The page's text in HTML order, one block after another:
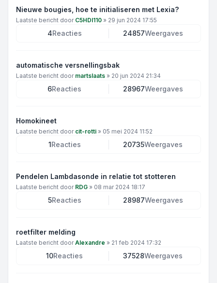
Nieuwe bougies, hoe te initialiseren met Lexia?
Laatste bericht door C5HDI110 » 29 jun 2024 17:55
4Reacties 24857Weergaves
automatische versnellingsbak
Laatste bericht door martslaats » 20 jun 2024 21:34
6Reacties 28967Weergaves
Homokineet
Laatste bericht door cit-rotti » 05 mei 2024 11:52
1Reacties 20735Weergaves
Pendelen Lambdasonde in relatie tot stotteren
Laatste bericht door RDG » 08 mar 2024 18:17
5Reacties 28987Weergaves
roetfilter melding
Laatste bericht doorAlexandre » 21 feb 2024 17:32
10Reacties 37528Weergaves